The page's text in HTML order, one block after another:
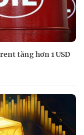
tăng hơn 1 USD